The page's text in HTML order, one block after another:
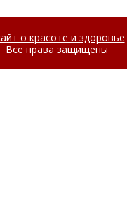
о красоте и здоровье
Все права защищены